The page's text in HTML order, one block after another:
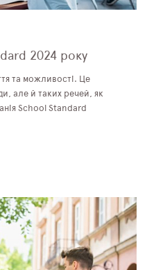
2024 року
та можливості. Це
але й таких речей, як
School Standard